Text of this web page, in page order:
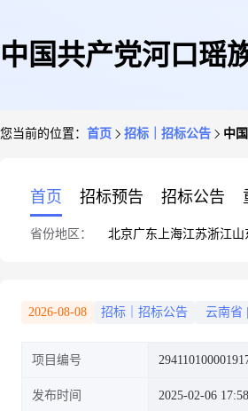
中国共产党河口瑶
您当前的位置： 首页 招标｜招标公告 中
首页 招标预告 招标公告
省份地区： 北京广东 上海江苏浙江山
2026-08-08 招标｜招标公告 云南省
项目编号
发布时间 2025-02-06